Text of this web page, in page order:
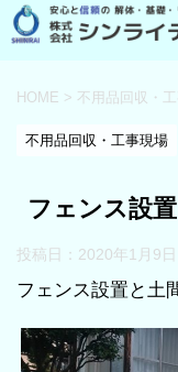
HOME > 不用品回収・
不用品回収・工事現場
フェンス設
投稿日： 2020年1月9日
フェンス設置と土